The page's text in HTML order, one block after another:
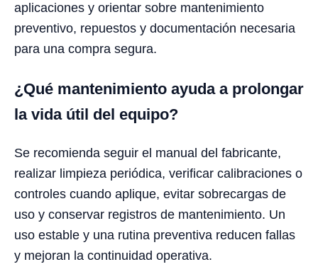
aplicaciones y orientar sobre mantenimiento
preventivo, repuestos y documentación necesaria
para una compra segura.
¿Qué mantenimiento ayuda a prolongar
la vida útil del equipo?
Se recomienda seguir el manual del fabricante,
realizar limpieza periódica, verificar calibraciones o
controles cuando aplique, evitar sobrecargas de
uso y conservar registros de mantenimiento. Un
uso estable y una rutina preventiva reducen fallas
y mejoran la continuidad operativa.